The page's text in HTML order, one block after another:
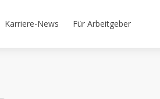
Karriere-News Für Arbeitgeber